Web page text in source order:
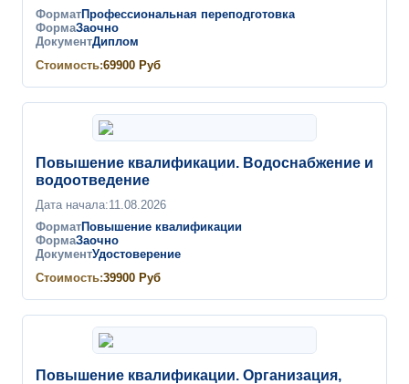
ФорматПрофессиональная переподготовка
ФормаЗаочно
ДокументДиплом
Стоимость:69900 Руб
Повышение квалификации. Водоснабжение и
водоотведение
Дата начала:11.08.2026
ФорматПовышение квалификации
ФормаЗаочно
ДокументУдостоверение
Стоимость:39900 Руб
Повышение квалификации. Организация,